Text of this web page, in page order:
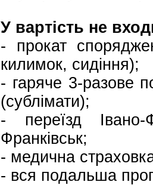
У вартість не
- прокат
килимок, сидіння);
- гаряче 3-разове
(сублімати);
- переїзд
Франківськ;
- медична
- вся подальша